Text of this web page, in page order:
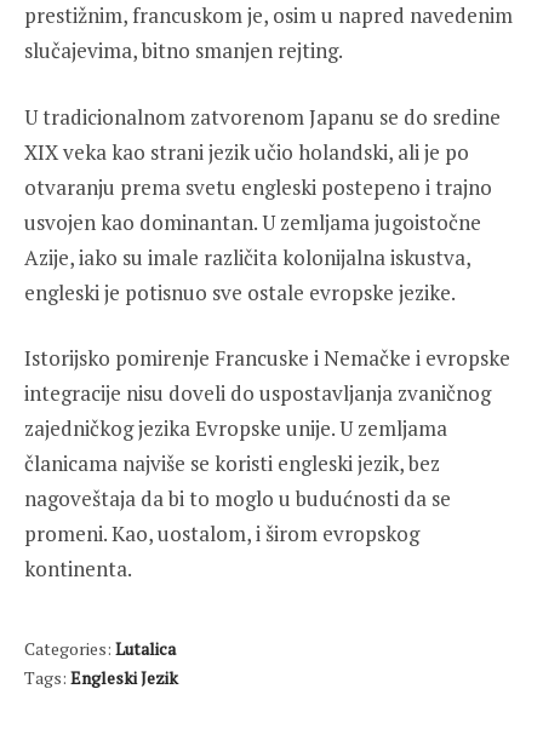
prestižnim, francuskom je, osim u napred navedenim
slučajevima, bitno smanjen rejting.
U tradicionalnom zatvorenom Japanu se do sredine
XIX veka kao strani jezik učio holandski, ali je po
otvaranju prema svetu engleski postepeno i trajno
usvojen kao dominantan. U zemljama jugoistočne
Azije, iako su imale različita kolonijalna iskustva,
engleski je potisnuo sve ostale evropske jezike.
Istorijsko pomirenje Francuske i Nemačke i evropske
integracije nisu doveli do uspostavljanja zvaničnog
zajedničkog jezika Evropske unije. U zemljama
članicama najviše se koristi engleski jezik, bez
nagoveštaja da bi to moglo u budućnosti da se
promeni. Kao, uostalom, i širom evropskog
kontinenta.
Categories: Lutalica
Tags: Engleski Jezik